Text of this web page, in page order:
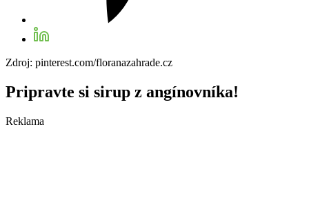
Zdroj: pinterest.com/floranazahrade.cz
Pripravte si sirup z angínovníka!
Reklama